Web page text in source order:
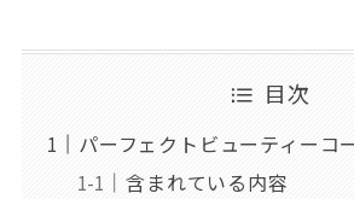
目次
パーフェクトビューティーコ
含まれている内容